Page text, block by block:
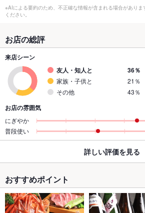
※AIによる要約のため、不正確な情報が含まれる場合があり
ください。
お店の総評
来店シーン
友人・知人と
36％
家族・子供と
21％
その他
43％
お店の雰囲気
にぎやか
普段使い
詳しい評価を見る
おすすめポイント